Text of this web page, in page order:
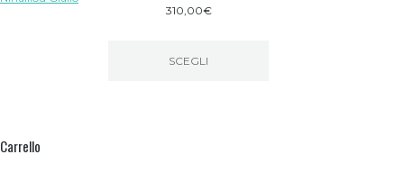
310,00€
SCEGLI
Carrello